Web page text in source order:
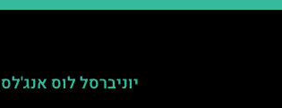
יוניברסל לוס אנג'לס